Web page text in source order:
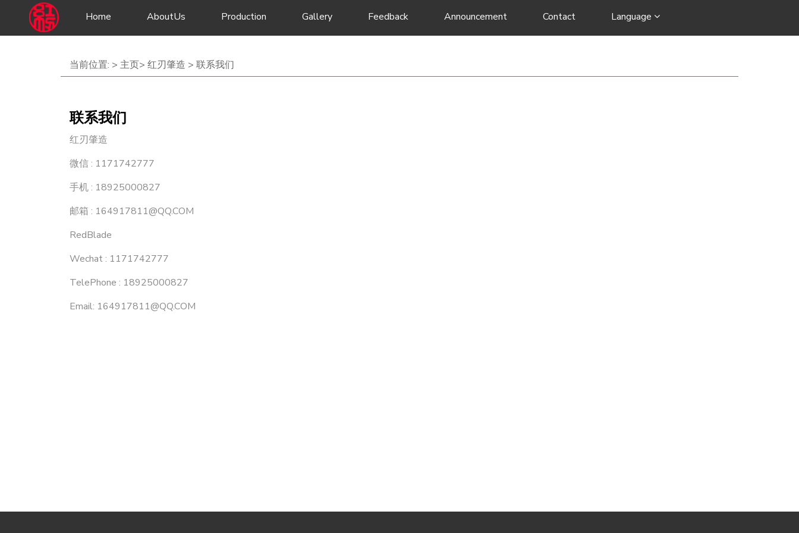
Home AboutUs Production Gallery Feedback Announcement Contact Language
当前位置: > 主页> 红刃肇造 > 联系我们
联系我们
红刃肇造
微信 : 1171742777
手机 : 18925000827
邮箱 : 164917811@QQ.COM
RedBlade
Wechat : 1171742777
TelePhone : 18925000827
Email: 164917811@QQ.COM